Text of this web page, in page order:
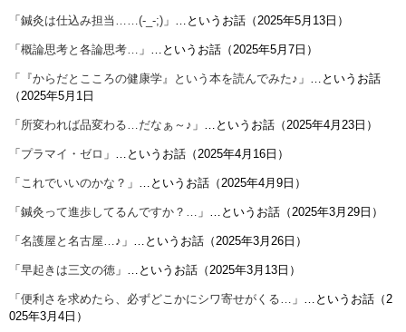
「 鍼灸は仕込み担当……(-_-;) 」…というお話（2025年5月13日）
「 概論思考と各論思考… 」…というお話（2025年5月7日）
「 『からだとこころの健康学』という本を読んでみた♪ 」…というお話
（2025年5月1日
「 所変われば品変わる…だなぁ～♪ 」…というお話（2025年4月23日）
「 プラマイ・ゼロ 」…というお話（2025年4月16日）
「 これでいいのかな？ 」…というお話（2025年4月9日）
「 鍼灸って進歩してるんですか？… 」…というお話（2025年3月29日）
「 名護屋と名古屋…♪ 」…というお話（2025年3月26日）
「 早起きは三文の徳 」…というお話（2025年3月13日）
「 便利さを求めたら、必ずどこかにシワ寄せがくる… 」…というお話（2
025年3月4日）